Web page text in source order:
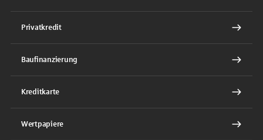
Privatkredit
Baufinanzierung
Kreditkarte
Wertpapiere